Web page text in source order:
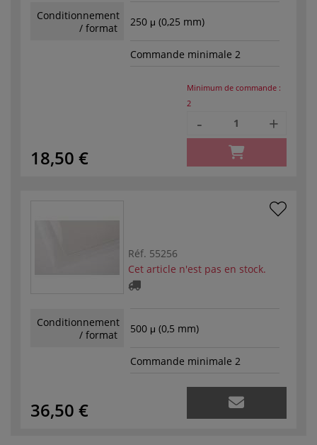
Conditionnement
/ format
250 μ (0,25 mm)
Commande minimale 2
18,50 €
Minimum de commande :
2
- +
Réf. 55256
Cet article n'est pas en stock.
Conditionnement
/ format
500 μ (0,5 mm)
Commande minimale 2
36,50 €